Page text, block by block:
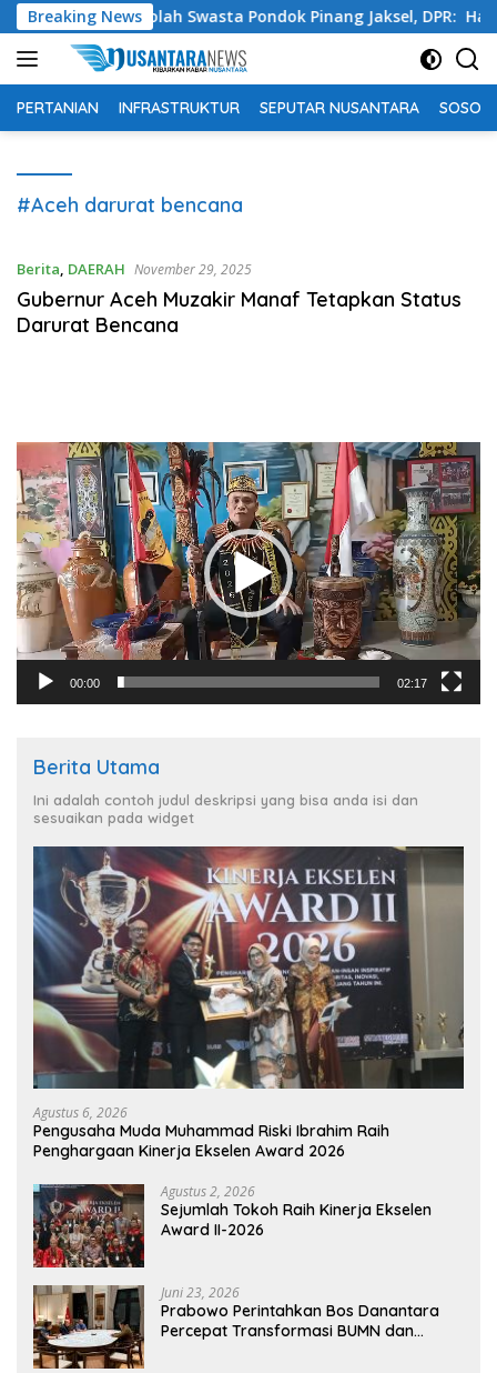
Langsung
ke
konten
Breaking News
di Sekolah Swasta Pondok Pinang Jaksel, DPR: Harus
PERTANIAN INFRASTRUKTUR SEPUTAR NUSANTARA SOSOK
#Aceh darurat bencana
Berita, DAERAH November 29, 2025
Gubernur Aceh Muzakir Manaf Tetapkan Status
Darurat Bencana
Pemutar
Video
00:00 02:17
Berita Utama
Ini adalah contoh judul deskripsi yang bisa anda isi dan
sesuaikan pada widget
Agustus 6, 2026
Pengusaha Muda Muhammad Riski Ibrahim Raih
Penghargaan Kinerja Ekselen Award 2026
Agustus 2, 2026
Sejumlah Tokoh Raih Kinerja Ekselen
Award II-2026
Juni 23, 2026
Prabowo Perintahkan Bos Danantara
Percepat Transformasi BUMN dan